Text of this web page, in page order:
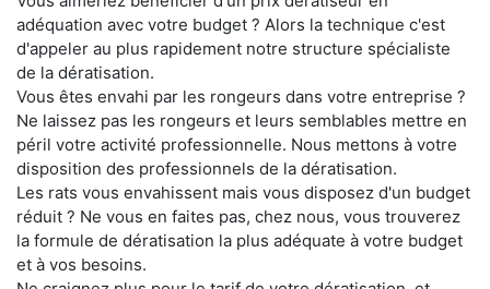
adéquation avec votre budget ? Alors la technique c'est
d'appeler au plus rapidement notre structure spécialiste
de la dératisation.
Vous êtes envahi par les rongeurs dans votre entreprise ?
Ne laissez pas les rongeurs et leurs semblables mettre en
péril votre activité professionnelle. Nous mettons à votre
disposition des professionnels de la dératisation.
Les rats vous envahissent mais vous disposez d'un budget
réduit ? Ne vous en faites pas, chez nous, vous trouverez
la formule de dératisation la plus adéquate à votre budget
et à vos besoins.